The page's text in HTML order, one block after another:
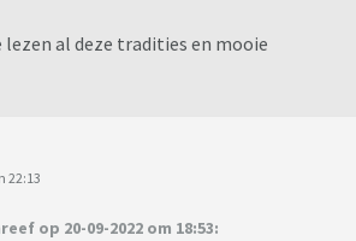
al deze tradities en mooie
22:13
op 20-09-2022 om 18:53: